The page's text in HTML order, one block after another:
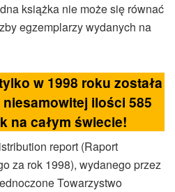
książka nie może się równać
egzemplarzy wydanych na
w 1998 roku została
ilości 585
na całym świecie!
report (Raport
za rok 1998), wydanego przez
Towarzystwo